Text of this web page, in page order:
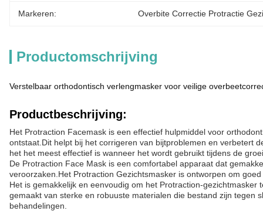
Markeren: Overbite Correctie Protractie
Productomschrijving
Verstelbaar orthodontisch verlengmasker voor veilige
Productbeschrijving:
Het Protraction Facemask is een effectief hulpmiddel voor
ontstaat.Dit helpt bij het corrigeren van bijtproblemen en verbetert
het het meest effectief is wanneer het wordt gebruikt tijdens de
De Protraction Face Mask is een comfortabel apparaat dat
veroorzaken.Het Protraction Gezichtsmasker is ontworpen om
Het is gemakkelijk en eenvoudig om het Protraction-
gemaakt van sterke en robuuste materialen die bestand zijn tegen
behandelingen.